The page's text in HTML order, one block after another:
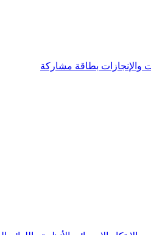
والإنجازات بطاقة مشاركة